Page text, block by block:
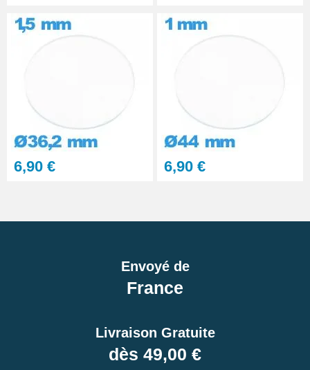
6,90 € 6,90 €
Envoyé de
France
Livraison Gratuite
dès 49,00 €